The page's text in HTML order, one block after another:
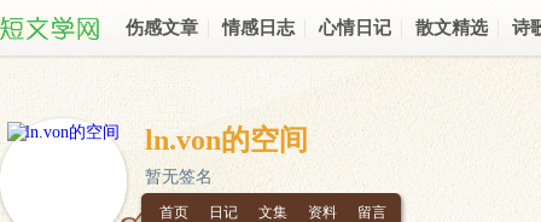
伤感文章 情感日志 心情日记 散文精选 诗
ln.von的空间
暂无签名
首页 日记 文集 资料 留言